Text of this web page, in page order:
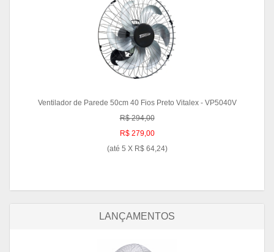
Ventilador de Parede 50cm 40 Fios Preto Vitalex - VP5040V
R$ 294,00
R$ 279,00
(até 5 X R$ 64,24)
LANÇAMENTOS